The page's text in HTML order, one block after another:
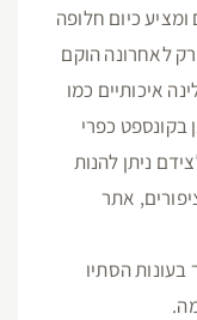
כיום חלופה
רק לאחרונה הוקם
איכותיים כמו
בקונספט כפרי
ניתן להנות
אתר
בעונות הסתיו